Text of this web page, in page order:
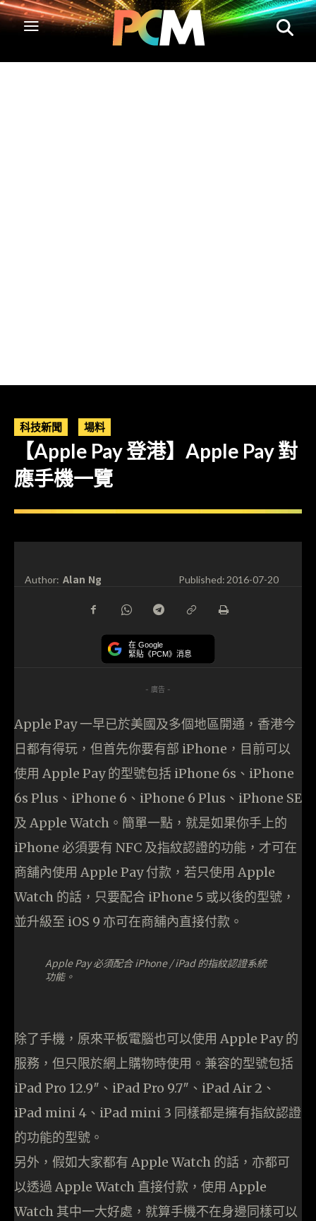
科技新聞 場料
【Apple Pay 登港】Apple Pay 對
應手機一覽
Author: Alan Ng Published:2016-07-20
在 Google
緊貼《PCM》消息
- 廣告 -
Apple Pay 一早已於美國及多個地區開通，香港今
日都有得玩，但首先你要有部 iPhone，目前可以
使用 Apple Pay 的型號包括 iPhone 6s、iPhone
6s Plus、iPhone 6、iPhone 6 Plus、iPhone SE
及 Apple Watch。簡單一點，就是如果你手上的
iPhone 必須要有 NFC 及指紋認證的功能，才可在
商舖內使用 Apple Pay 付款，若只使用 Apple
Watch 的話，只要配合 iPhone 5 或以後的型號，
並升級至 iOS 9 亦可在商舖內直接付款。
Apple Pay 必須配合 iPhone / iPad 的指紋認證系統
功能。
除了手機，原來平板電腦也可以使用 Apple Pay 的
服務，但只限於網上購物時使用。兼容的型號包括
iPad Pro 12.9″、iPad Pro 9.7″、iPad Air 2、
iPad mini 4、iPad mini 3 同樣都是擁有指紋認證
的功能的型號。
另外，假如大家都有 Apple Watch 的話，亦都可
以透過 Apple Watch 直接付款，使用 Apple
Watch 其中一大好處，就算手機不在身邊同樣可以